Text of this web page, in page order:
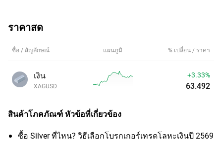
ราคาสด
ชื่อ / สัญลักษณ์ แผนภูมิ % เปลี่ยน / ราคา
เงิน
XAGUSD
+3.33%
63.492
สินค้าโภคภัณฑ์ หัวข้อที่เกี่ยวข้อง
ซื้อ Silver ที่ไหน? วิธีเลือกโบรกเกอร์เทรดโลหะเงินปี 2569